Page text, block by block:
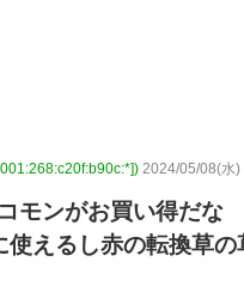
2024/05/08(水
モンがお買い得だな
えるし赤の転換草